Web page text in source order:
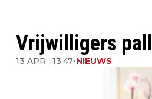
Vrijwilligers
13 APR , 13:47•NIEUWS